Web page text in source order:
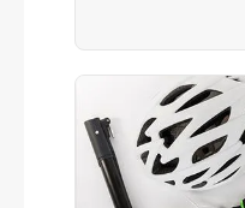
ACROS AICR